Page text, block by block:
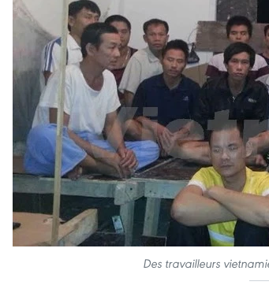
Des travailleurs